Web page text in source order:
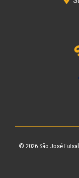
© 2026 São José Futsal